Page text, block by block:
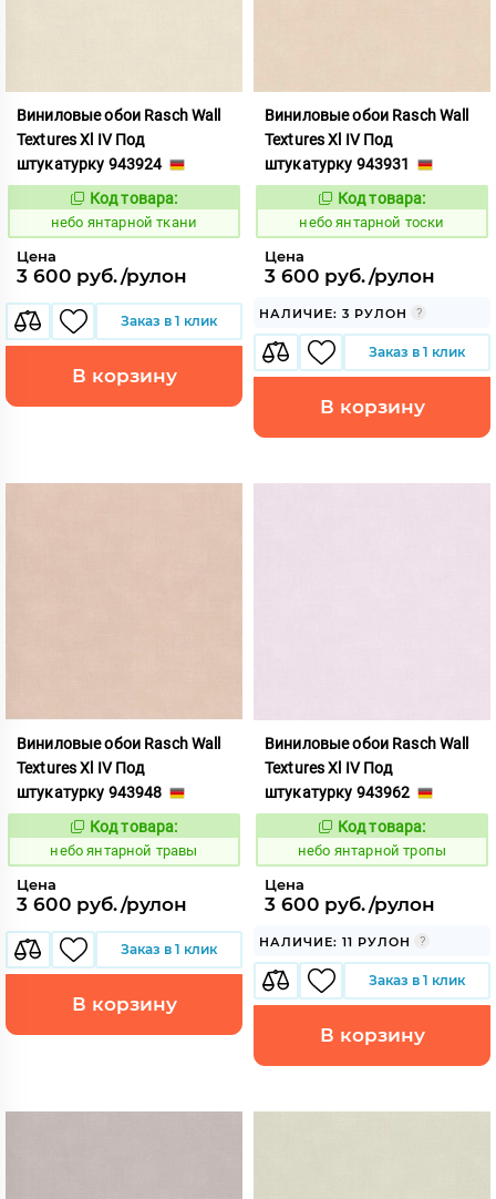
Виниловые обои Rasch Wall
Textures Xl IV Под
штукатурку 943924
1124855
Код товара:
небо янтарной ткани
Цена
3 600 руб./рулон
Заказ в 1 клик
В корзину
Виниловые обои Rasch Wall
Textures Xl IV Под
штукатурку 943931
1124856
Код товара:
небо янтарной тоски
Цена
3 600 руб./рулон
НАЛИЧИЕ: 3 РУЛОН
Заказ в 1 клик
В корзину
Виниловые обои Rasch Wall
Textures Xl IV Под
штукатурку 943948
1124857
Код товара:
небо янтарной травы
Цена
3 600 руб./рулон
Заказ в 1 клик
В корзину
Виниловые обои Rasch Wall
Textures Xl IV Под
штукатурку 943962
1124858
Код товара:
небо янтарной тропы
Цена
3 600 руб./рулон
НАЛИЧИЕ: 11 РУЛОН
Заказ в 1 клик
В корзину